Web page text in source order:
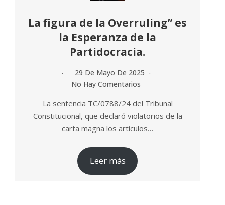
La figura de la Overruling” es
la Esperanza de la
Partidocracia.
29 De Mayo De 2025
No Hay Comentarios
La sentencia TC/0788/24 del Tribunal
Constitucional, que declaró violatorios de la
carta magna los artículos…
Leer más